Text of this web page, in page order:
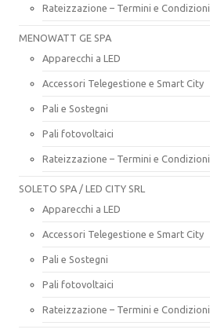
Rateizzazione – Termini e Condizioni
MENOWATT GE SPA
Apparecchi a LED
Accessori Telegestione e Smart City
Pali e Sostegni
Pali fotovoltaici
Rateizzazione – Termini e Condizioni
SOLETO SPA / LED CITY SRL
Apparecchi a LED
Accessori Telegestione e Smart City
Pali e Sostegni
Pali fotovoltaici
Rateizzazione – Termini e Condizioni